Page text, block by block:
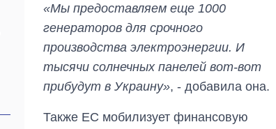
«Мы предоставляем еще 1000
генераторов для срочного
производства электроэнергии. И
тысячи солнечных панелей вот-вот
прибудут в Украину», - добавила она.
Также ЕС мобилизует финансовую
Сколько
картофеля
Украине до и во
время большой